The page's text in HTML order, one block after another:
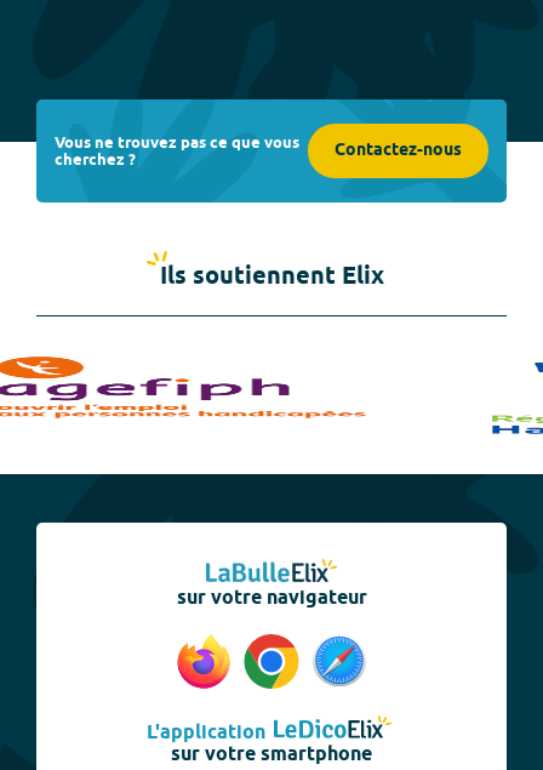
Vous ne trouvez pas ce que vous
cherchez ? Contactez-nous
Ils soutiennent Elix
sur votre navigateur
L'application
sur votre smartphone